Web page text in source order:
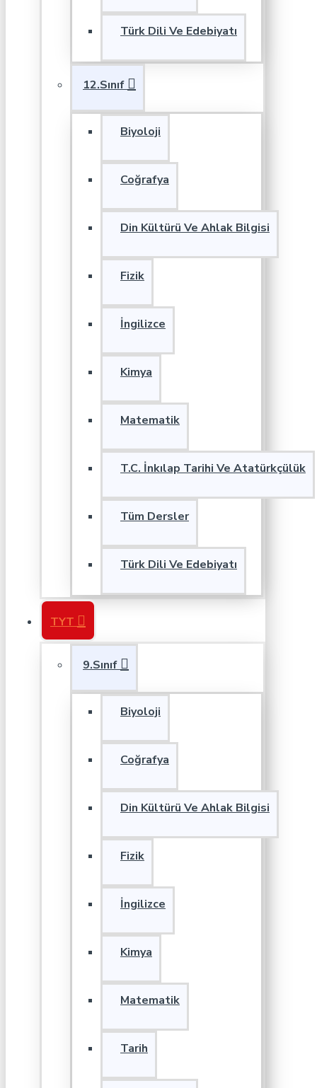
Türk Dili Ve Edebiyatı
12.Sınıf
Biyoloji
Coğrafya
Din Kültürü Ve Ahlak Bilgisi
Fizik
İngilizce
Kimya
Matematik
T.C. İnkılap Tarihi Ve Atatürkçülük
Tüm Dersler
Türk Dili Ve Edebiyatı
TYT
9.Sınıf
Biyoloji
Coğrafya
Din Kültürü Ve Ahlak Bilgisi
Fizik
İngilizce
Kimya
Matematik
Tarih